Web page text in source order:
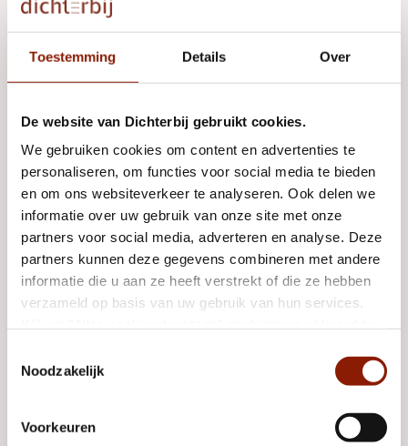
Toestemming Details Over
De website van Dichterbij gebruikt cookies.
We gebruiken cookies om content en advertenties te
personaliseren, om functies voor social media te bieden
en om ons websiteverkeer te analyseren. Ook delen we
informatie over uw gebruik van onze site met onze
partners voor social media, adverteren en analyse. Deze
partners kunnen deze gegevens combineren met andere
informatie die u aan ze heeft verstrekt of die ze hebben
verzameld op basis van uw gebruik van hun services.
Op onzeprivacypagina
kunt u meer lezen over onze
cookies en via de cookie-instellingen button linksonder op
onze website kan je je toestemming op elk moment
wijzigen.
Noodzakelijk
Voorkeuren
We helpen je graag
Stuur ons een
of gebruik onderstaand formulier, dan
nemen we contact met je op.
Leave
this
E-mailadres
Waarmee kunnen we je helpen?
Vertel kort
waarom je contact met ons opneemt.